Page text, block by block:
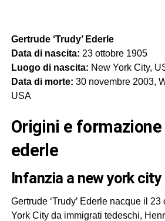
Gertrude ‘Trudy’ Ederle
Data di nascita: 23 ottobre 1905
Luogo di nascita: New York City,
Data di morte: 30 novembre 2003,
USA
origini e formazione di trudy
ederle
infanzia a new york city
Gertrude ‘Trudy’ Ederle nacque il
York City da immigrati tedeschi,